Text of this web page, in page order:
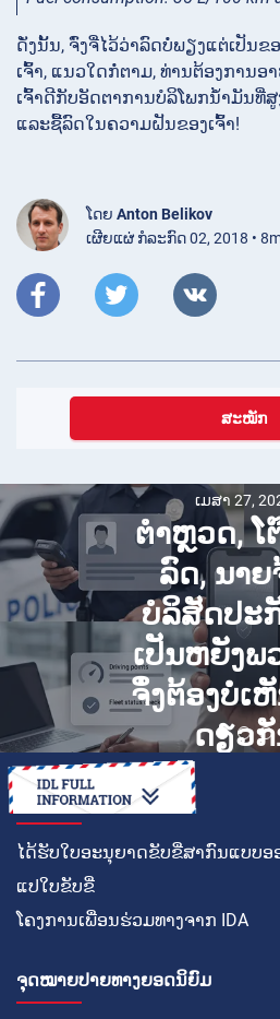
ດັ່ງນັ້ນ, ຈົ່ງຈື່ໄວ້ວ່າລົດບໍ່ພຽງແຕ່ເປັນ
ເຈົ້າ, ແນວໃດກໍ່ຕາມ, ທ່ານຕ້ອງການອ
ເຈົ້າດີກັບອັດຕາການບໍລິໂພກນໍ້າມັນທີ່ສູ
ແລະຊື້ລົດໃນຄວາມຝັນຂອງເຈົ້າ!
ໂດຍ Anton Belikov
ເຜີຍແຜ່ ກໍລະກົດ 02, 2018 •
ສະໝັກ
ມີນາ 18,
ຢາເຄືອບ
ກ່ຽວກັບປ
ຄຸນສົມບັດ
ວິທີການນ
ວິທີໃນການ
ໄດ້ຮັບໃບອະນຸຍາດຂັບຂີ່ສາກົນແບບອ
ແປໃບຂັບຂີ່
ໂຄງການເພື່ອນຮ່ວມທາງຈາກ IDA
ຈຸດໝາຍປາຍທາງຍອດນິຍົມ